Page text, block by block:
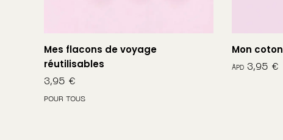
Mes flacons de voyage
réutilisables
3,95 €
POUR TOUS
Mon
€